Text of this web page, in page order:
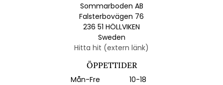
Sommarboden AB
Falsterbovägen 76
236 51 HÖLLVIKEN
Sweden
Hitta hit (extern länk)
ÖPPETTIDER
Mån-Fre
10-18